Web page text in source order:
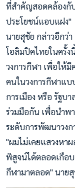
ที่สำคัญสอดคล้องกับ
ประโยชน์แอบแฝง"
นายสุชัย กล่าวอีกว่า
โอลิมปิคไทยในครั้ง
วงการกีฬา เพื่อให้
คนในวงการกีฬาแ
การเมือง หรือ รัฐบ
ร่วมมือกัน เพื่อนำพ
ระดับการพัฒนาวงก
"ผมไม่เคยแสวงหา
พิสูจน์ได้ตลอดเกือ
กีฬามาตลอด" นาย